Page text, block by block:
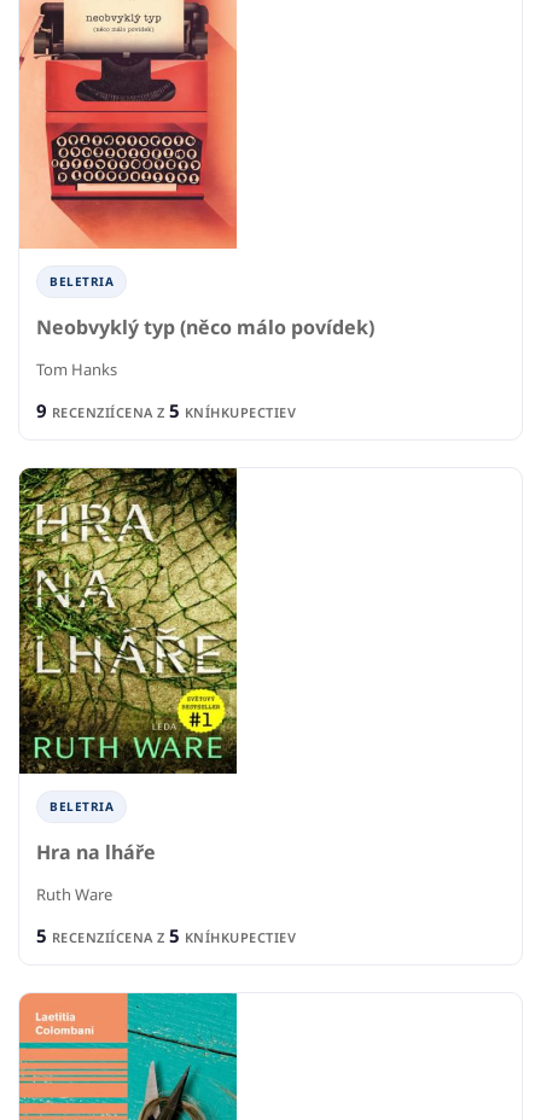
BELETRIA
Neobvyklý typ (něco málo povídek)
Tom Hanks
9 RECENZIÍCENA Z 5 KNÍHKUPECTIEV
BELETRIA
Hra na lháře
Ruth Ware
5 RECENZIÍCENA Z 5 KNÍHKUPECTIEV